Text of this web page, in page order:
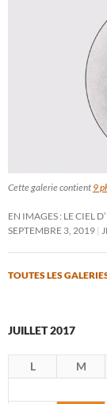
Cette galerie contient 9
EN IMAGES : LE CIEL
SEPTEMBRE 3, 2019
TOUTES LES
JUILLET 2017
L M